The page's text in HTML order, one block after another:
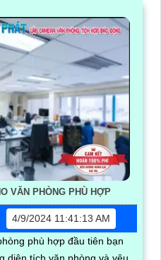
VĂN PHÒNG PHÙ HỢP
4/9/2024 11:41:13 AM
phù hợp đầu tiên bạn